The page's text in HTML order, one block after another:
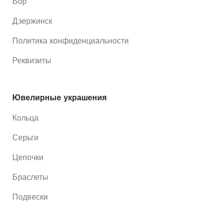
Дзержинск
Политика конфиденциальности
Реквизиты
Ювелирные украшения
Кольца
Серьги
Цепочки
Браслеты
Подвески